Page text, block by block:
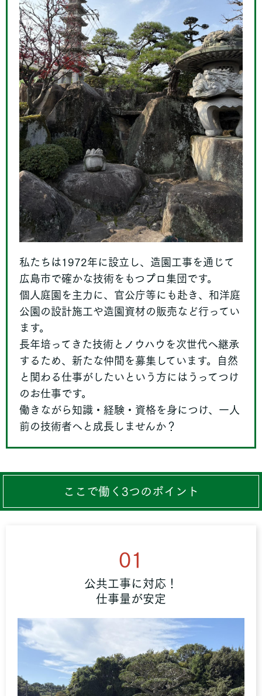
私たちは1972年に設立し、造園工事を通じて
広島市で確かな技術をもつプロ集団です。
個人庭園を主力に、官公庁等にも赴き、和洋庭
公園の設計施工や造園資材の販売など行ってい
ます。
長年培ってきた技術とノウハウを次世代へ継承
するため、新たな仲間を募集しています。自然
と関わる仕事がしたいという方にはうってつけ
のお仕事です。
働きながら知識・経験・資格を身につけ、一人
前の技術者へと成長しませんか？
ここで働く3つのポイント
01
公共工事に対応！
仕事量が安定